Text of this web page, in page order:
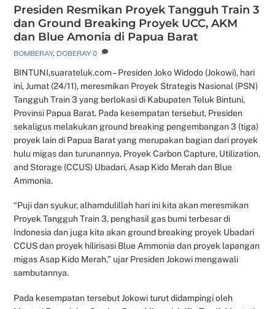
Presiden Resmikan Proyek Tangguh Train 3
dan Ground Breaking Proyek UCC, AKM
dan Blue Amonia di Papua Barat
BOMBERAY, DOBERAY 0
BINTUNI,suarateluk.com – Presiden Joko Widodo (Jokowi), hari
ini, Jumat (24/11), meresmikan Proyek Strategis Nasional (PSN)
Tangguh Train 3 yang berlokasi di Kabupaten Teluk Bintuni,
Provinsi Papua Barat. Pada kesempatan tersebut, Presiden
sekaligus melakukan ground breaking pengembangan 3 (tiga)
proyek lain di Papua Barat yang merupakan bagian dari proyek
hulu migas dan turunannya, Proyek Carbon Capture, Utilization,
and Storage (CCUS) Ubadari, Asap Kido Merah dan Blue
Ammonia.
“Puji dan syukur, alhamdulillah hari ini kita akan meresmikan
Proyek Tangguh Train 3, penghasil gas bumi terbesar di
Indonesia dan juga kita akan ground breaking proyek Ubadari
CCUS dan proyek hilirisasi Blue Ammonia dan proyek lapangan
migas Asap Kido Merah,” ujar Presiden Jokowi mengawali
sambutannya.
Pada kesempatan tersebut Jokowi turut didampingi oleh